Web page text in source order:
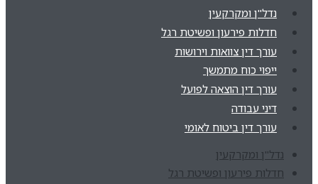
נדל"ן ומקרקעין
חדלות פירעון ופשיטת רגל
עורך דין צוואות וירושות
ייפוי כוח מתמשך
עורך דין הוצאה לפועל
דיני עבודה
עורך דין ביטוח לאומי
נדל"ן ומקרקעין
חדלות פירעון ופשיטת רגל